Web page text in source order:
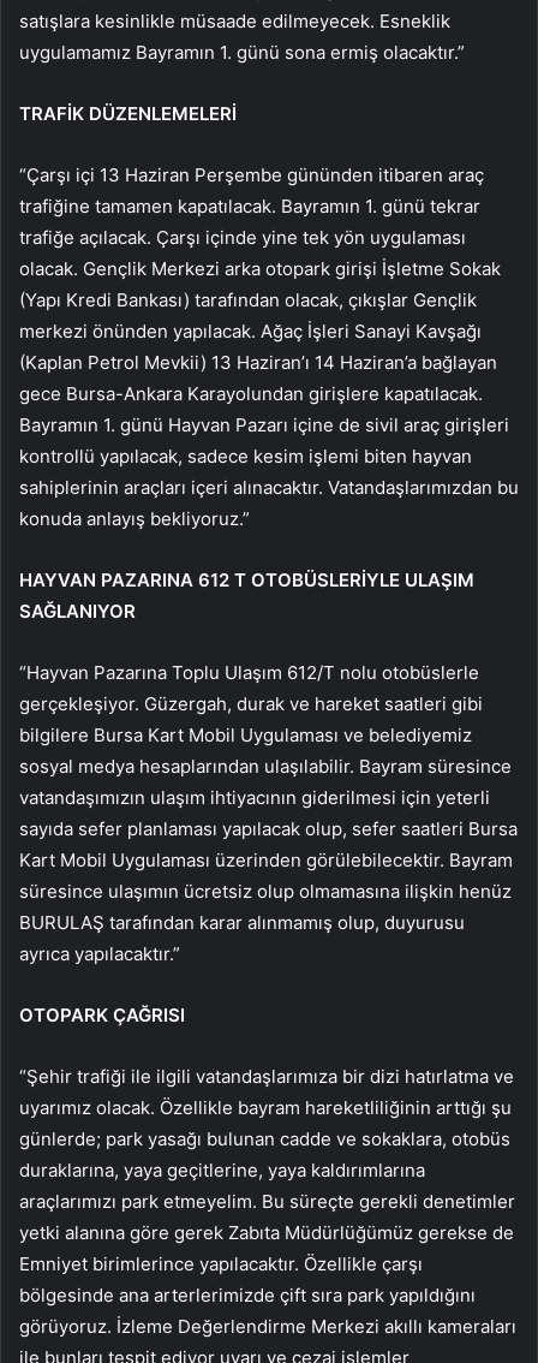
satışlara kesinlikle müsaade edilmeyecek. Esneklik
uygulamamız Bayramın 1. günü sona ermiş olacaktır.”
TRAFİK DÜZENLEMELERİ
“Çarşı içi 13 Haziran Perşembe gününden itibaren araç
trafiğine tamamen kapatılacak. Bayramın 1. günü tekrar
trafiğe açılacak. Çarşı içinde yine tek yön uygulaması
olacak. Gençlik Merkezi arka otopark girişi İşletme Sokak
(Yapı Kredi Bankası) tarafından olacak, çıkışlar Gençlik
merkezi önünden yapılacak. Ağaç İşleri Sanayi Kavşağı
(Kaplan Petrol Mevkii) 13 Haziran’ı 14 Haziran’a bağlayan
gece Bursa-Ankara Karayolundan girişlere kapatılacak.
Bayramın 1. günü Hayvan Pazarı içine de sivil araç girişleri
kontrollü yapılacak, sadece kesim işlemi biten hayvan
sahiplerinin araçları içeri alınacaktır. Vatandaşlarımızdan bu
konuda anlayış bekliyoruz.”
HAYVAN PAZARINA 612 T OTOBÜSLERİYLE ULAŞIM
SAĞLANIYOR
“Hayvan Pazarına Toplu Ulaşım 612/T nolu otobüslerle
gerçekleşiyor. Güzergah, durak ve hareket saatleri gibi
bilgilere Bursa Kart Mobil Uygulaması ve belediyemiz
sosyal medya hesaplarından ulaşılabilir. Bayram süresince
vatandaşımızın ulaşım ihtiyacının giderilmesi için yeterli
sayıda sefer planlaması yapılacak olup, sefer saatleri Bursa
Kart Mobil Uygulaması üzerinden görülebilecektir. Bayram
süresince ulaşımın ücretsiz olup olmamasına ilişkin henüz
BURULAŞ tarafından karar alınmamış olup, duyurusu
ayrıca yapılacaktır.”
OTOPARK ÇAĞRISI
“Şehir trafiği ile ilgili vatandaşlarımıza bir dizi hatırlatma ve
uyarımız olacak. Özellikle bayram hareketliliğinin arttığı şu
günlerde; park yasağı bulunan cadde ve sokaklara, otobüs
duraklarına, yaya geçitlerine, yaya kaldırımlarına
araçlarımızı park etmeyelim. Bu süreçte gerekli denetimler
yetki alanına göre gerek Zabıta Müdürlüğümüz gerekse de
Emniyet birimlerince yapılacaktır. Özellikle çarşı
bölgesinde ana arterlerimizde çift sıra park yapıldığını
görüyoruz. İzleme Değerlendirme Merkezi akıllı kameraları
ile bunları tespit ediyor uyarı ve cezai işlemler